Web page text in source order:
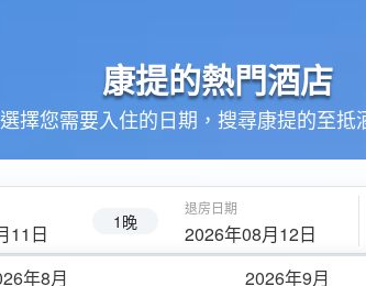
康提的熱門酒店
選擇您需要入住的日期，搜尋康提的至抵
11日 1晚
退房日期
2026年08月12日
年8月
2026年9月